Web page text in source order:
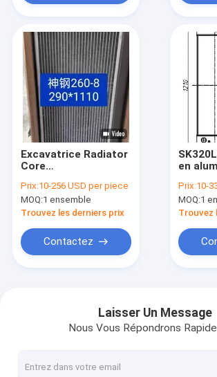
Visite d'usine
Excavatrice Radiator
Core
LQ05P00041S006
LQ05P00041S010 de
SK250-8 SK260-8
Prix:10-256 USD per piece
MOQ:1 ensemble
Trouvez les derniers prix
Contactez
en
8
8
8
Prix:10-
MOQ:1
Trouvez
Laisser Un Message
Nous Vous Répondrons